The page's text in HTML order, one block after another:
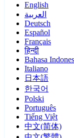
English
العربية
Deutsch
Español
Français
हिन्दी
Bahasa
Italiano
日本語
한국어
Polski
Português
Tiếng Việt
中文(简体)